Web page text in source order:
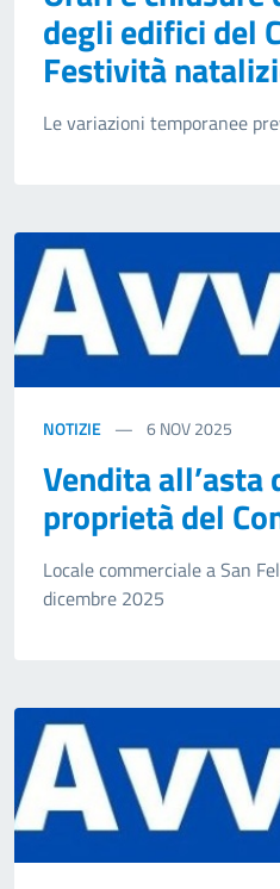
degli edifici del
Festività
Le variazioni temporanee
NOTIZIE 6NOV 2025
Vendita all’asta
proprietà del
Locale commerciale a San
dicembre 2025